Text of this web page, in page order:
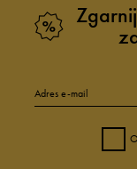
Adres e-mail